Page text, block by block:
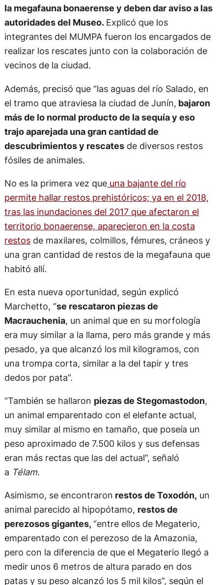
la megafauna bonaerense y deben dar aviso a las
autoridades del Museo. Explicó que los
integrantes del MUMPA fueron los encargados de
realizar los rescates junto con la colaboración de
vecinos de la ciudad.
Además, precisó que “las aguas del río Salado, en
el tramo que atraviesa la ciudad de Junín, bajaron
más de lo normal producto de la sequía y eso
trajo aparejada una gran cantidad de
descubrimientos y rescatesde diversos restos
fósiles de animales.
No es la primera vez queuna bajante del río
permite hallar restos prehistóricos; ya en el 2018,
tras las inundaciones del 2017 que afectaron el
territorio bonaerense, aparecieron en la costa
restosde maxilares, colmillos, fémures, cráneos y
una gran cantidad de restos de la megafauna que
habitó allí.
En esta nueva oportunidad, según explicó
Marchetto, “se rescataron piezas de
Macrauchenia, un animal que en su morfología
era muy similar a la llama, pero más grande y más
pesado, ya que alcanzó los mil kilogramos, con
una trompa corta, similar a la del tapir y tres
dedos por pata”.
“También se hallaron piezas de Stegomastodon,
un animal emparentado con el elefante actual,
muy similar al mismo en tamaño, que poseía un
peso aproximado de 7.500 kilos y sus defensas
eran más rectas que las del actual”, señaló
a Télam.
Asimismo, se encontraron restos de Toxodón, un
animal parecido al hipopótamo, restos de
perezosos gigantes, “entre ellos de Megaterio,
emparentado con el perezoso de la Amazonia,
pero con la diferencia de que el Megaterio llegó a
medir unos 6 metros de altura parado en dos
patas y su peso alcanzó los 5 mil kilos”, según el